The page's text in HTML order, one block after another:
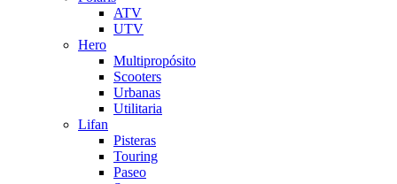
ATV
UTV
Hero
Multipropósito
Scooters
Urbanas
Utilitaria
Lifan
Pisteras
Touring
Paseo